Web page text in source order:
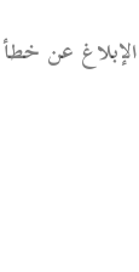
الإبلاغ عن خطأ